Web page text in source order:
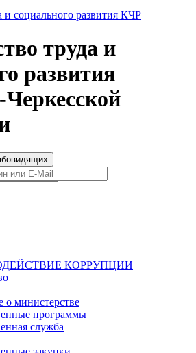
труда и
развития
КОРРУПЦИИ
о министерстве
программы
служба